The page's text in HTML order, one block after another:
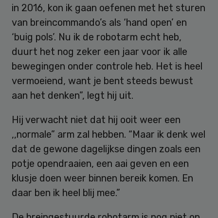
in 2016, kon ik gaan oefenen met het sturen
van breincommando’s als ‘hand open’ en
‘buig pols’. Nu ik de robotarm echt heb,
duurt het nog zeker een jaar voor ik alle
bewegingen onder controle heb. Het is heel
vermoeiend, want je bent steeds bewust
aan het denken”, legt hij uit.
Hij verwacht niet dat hij ooit weer een
,,normale” arm zal hebben. “Maar ik denk wel
dat de gewone dagelijkse dingen zoals een
potje opendraaien, een aai geven en een
klusje doen weer binnen bereik komen. En
daar ben ik heel blij mee.”